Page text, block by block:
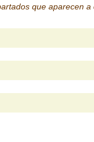
que aparecen a